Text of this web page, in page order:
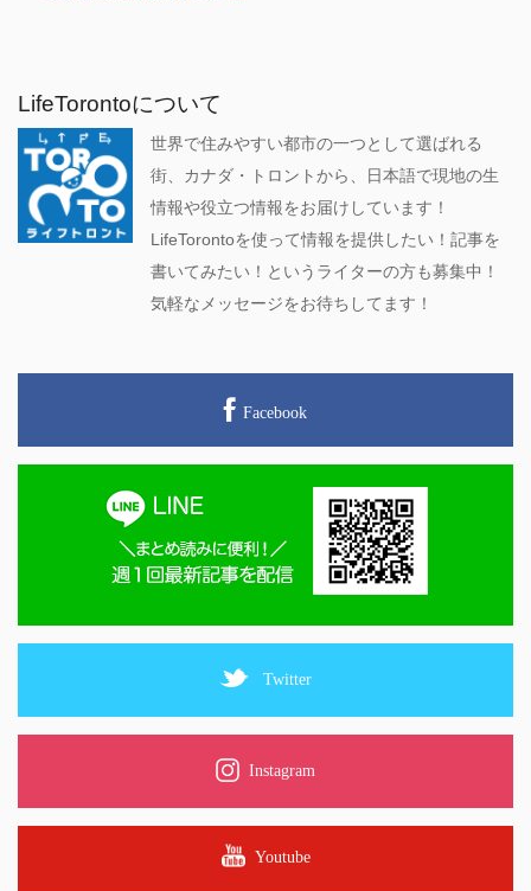
LifeTorontoについて
世界で住みやすい都市の一つとして選ばれる
街、カナダ・トロントから、日本語で現地の生
情報や役立つ情報をお届けしています！
LifeTorontoを使って情報を提供したい！記事を
書いてみたい！というライターの方も募集中！
気軽なメッセージをお待ちしてます！
Facebook
Twitter
Instagram
Youtube